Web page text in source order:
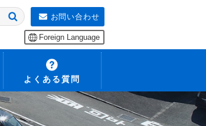
お問い合わせ
Foreign Language
よくある質問